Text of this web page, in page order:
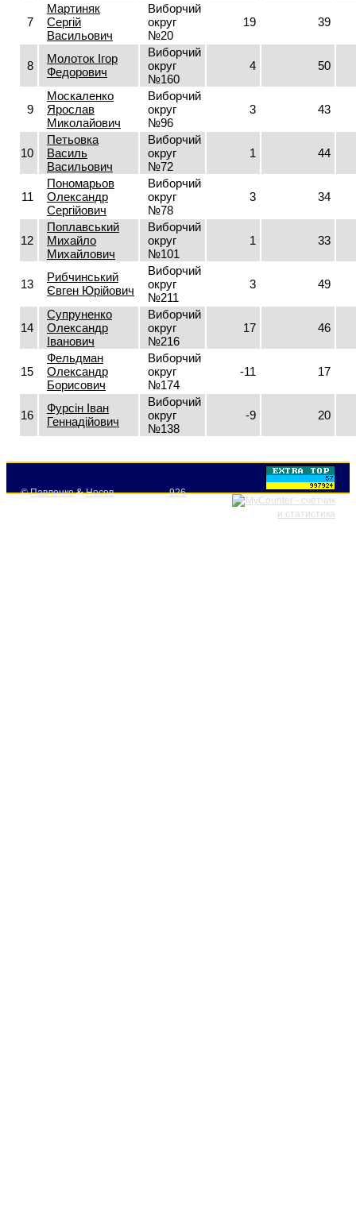
7
Мартиняк
Сергій
Васильович
Виборчий
округ
№20
19 39
8
Молоток Ігор
Федорович
Виборчий
округ
№160
4 50
9
Москаленко
Ярослав
Миколайович
Виборчий
округ
№96
3 43
10
Петьовка
Василь
Васильович
Виборчий
округ
№72
1 44
11
Пономарьов
Олександр
Сергійович
Виборчий
округ
№78
3 34
12
Поплавський
Михайло
Михайлович
Виборчий
округ
№101
1 33
13
Рибчинський
Євген Юрійович
Виборчий
округ
№211
3 49
14
Супруненко
Олександр
Іванович
Виборчий
округ
№216
17 46
15
Фельдман
Олександр
Борисович
Виборчий
округ
№174
-11 17
16
Фурсін Іван
Геннадійович
Виборчий
округ
№138
-9 20
©Павленко&Носов 926